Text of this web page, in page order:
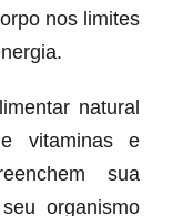
nos limites
natural
vitaminas e
sua
organismo